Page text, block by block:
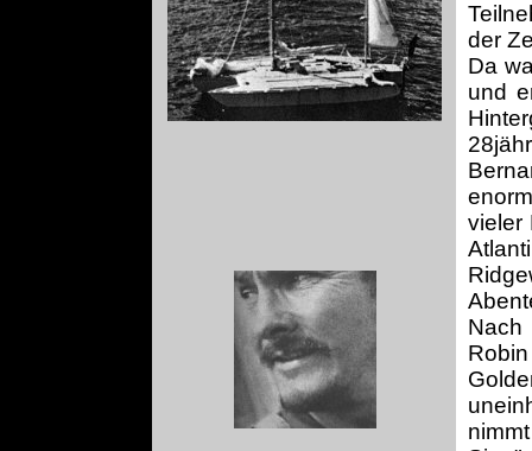
der
Da
und
vieler